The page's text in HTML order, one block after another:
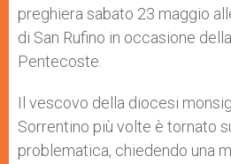
preghiera sabato 23 maggio
di San Rufino in occasione
Pentecoste.
Il vescovo della diocesi
Sorrentino più volte è tornato
problematica, chiedendo una